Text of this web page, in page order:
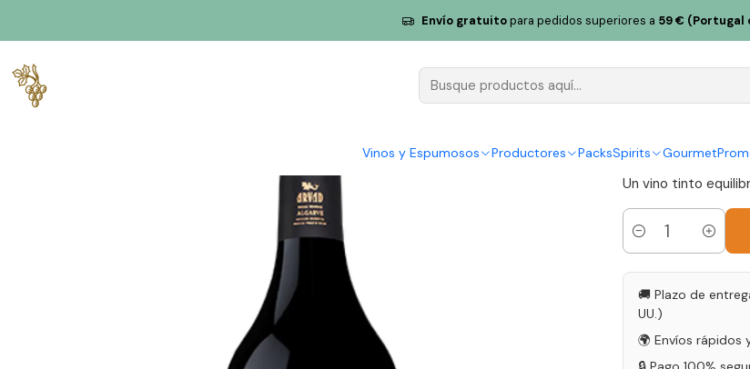
Vinos y Espumosos Productores PacksSpirits Gourmet
Envío gratuitopara pedidos superiores a 59 €
Vino tinto Arvad Reserva 2022 del Algarve, 75 cl.
Vino
|
Un vino tinto
Cantidad
🚚 Plazo de
UU.)
🌍 Envíos rápidos